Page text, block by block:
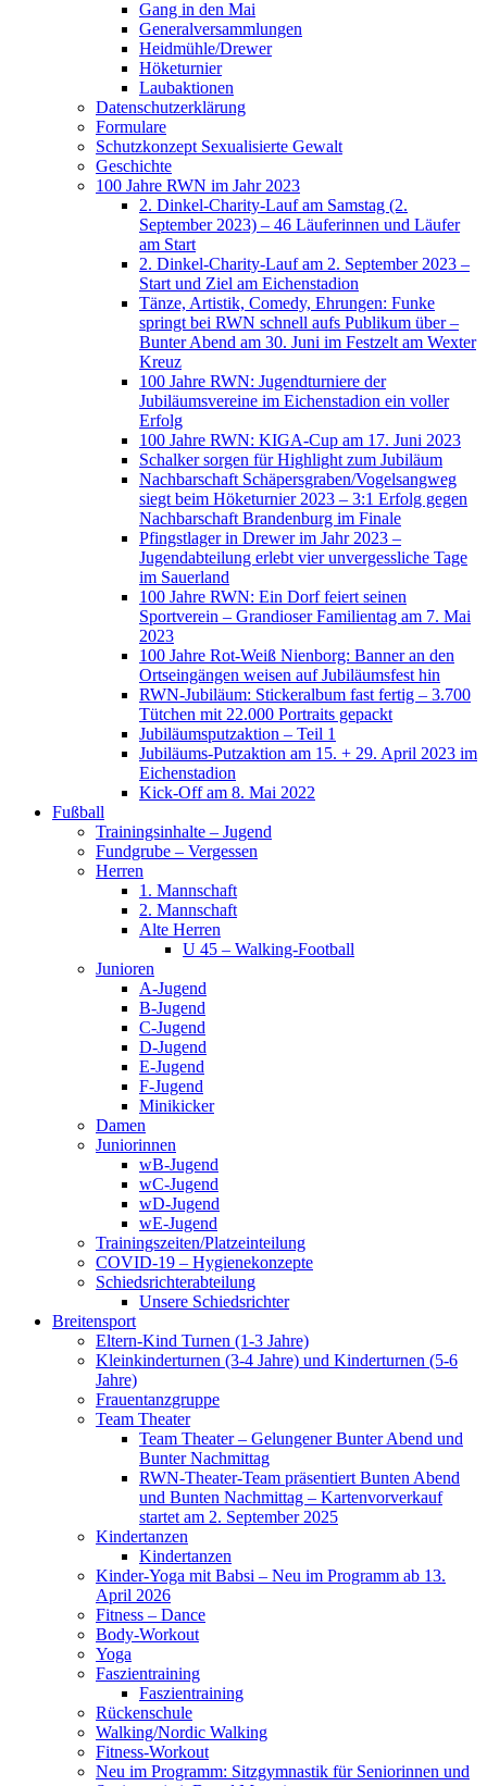
Gang in den Mai
Generalversammlungen
Heidmühle/Drewer
Höketurnier
Laubaktionen
Datenschutzerklärung
Formulare
Schutzkonzept Sexualisierte Gewalt
Geschichte
100 Jahre RWN im Jahr 2023
2. Dinkel-Charity-Lauf am Samstag (2.
September 2023) – 46 Läuferinnen und Läufer
am Start
2. Dinkel-Charity-Lauf am 2. September 2023 –
Start und Ziel am Eichenstadion
Tänze, Artistik, Comedy, Ehrungen: Funke
springt bei RWN schnell aufs Publikum über –
Bunter Abend am 30. Juni im Festzelt am Wexter
Kreuz
100 Jahre RWN: Jugendturniere der
Jubiläumsvereine im Eichenstadion ein voller
Erfolg
100 Jahre RWN: KIGA-Cup am 17. Juni 2023
Schalker sorgen für Highlight zum Jubiläum
Nachbarschaft Schäpersgraben/Vogelsangweg
siegt beim Höketurnier 2023 – 3:1 Erfolg gegen
Nachbarschaft Brandenburg im Finale
Pfingstlager in Drewer im Jahr 2023 –
Jugendabteilung erlebt vier unvergessliche Tage
im Sauerland
100 Jahre RWN: Ein Dorf feiert seinen
Sportverein – Grandioser Familientag am 7. Mai
2023
100 Jahre Rot-Weiß Nienborg: Banner an den
Ortseingängen weisen auf Jubiläumsfest hin
RWN-Jubiläum: Stickeralbum fast fertig – 3.700
Tütchen mit 22.000 Portraits gepackt
Jubiläumsputzaktion – Teil 1
Jubiläums-Putzaktion am 15. + 29. April 2023 im
Eichenstadion
Kick-Off am 8. Mai 2022
Fußball
Trainingsinhalte – Jugend
Fundgrube – Vergessen
Herren
1. Mannschaft
2. Mannschaft
Alte Herren
U 45 – Walking-Football
Junioren
A-Jugend
B-Jugend
C-Jugend
D-Jugend
E-Jugend
F-Jugend
Minikicker
Damen
Juniorinnen
wB-Jugend
wC-Jugend
wD-Jugend
wE-Jugend
Trainingszeiten/Platzeinteilung
COVID-19 – Hygienekonzepte
Schiedsrichterabteilung
Unsere Schiedsrichter
Breitensport
Eltern-Kind Turnen (1-3 Jahre)
Kleinkinderturnen (3-4 Jahre) und Kinderturnen (5-6
Jahre)
Frauentanzgruppe
Team Theater
Team Theater – Gelungener Bunter Abend und
Bunter Nachmittag
RWN-Theater-Team präsentiert Bunten Abend
und Bunten Nachmittag – Kartenvorverkauf
startet am 2. September 2025
Kindertanzen
Kindertanzen
Kinder-Yoga mit Babsi – Neu im Programm ab 13.
April 2026
Fitness – Dance
Body-Workout
Yoga
Faszientraining
Faszientraining
Rückenschule
Walking/Nordic Walking
Fitness-Workout
Neu im Programm: Sitzgymnastik für Seniorinnen und